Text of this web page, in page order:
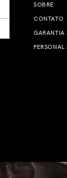
SOBRE
CONTATO
GARANTIA
PERSONAL